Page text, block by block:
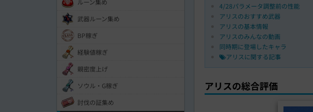
4/28パラメータ調整前の性能
アリスのおすすめ武器
アリスの基本情報
アリスのみんなの動画
同時期に登場したキャラ
アリスに関する記事
アリスの総合評価
ルーン集め
武器ルーン集め
BP稼ぎ
経験値稼ぎ
親密度上げ
ソウル・G稼ぎ
討伐の証集め